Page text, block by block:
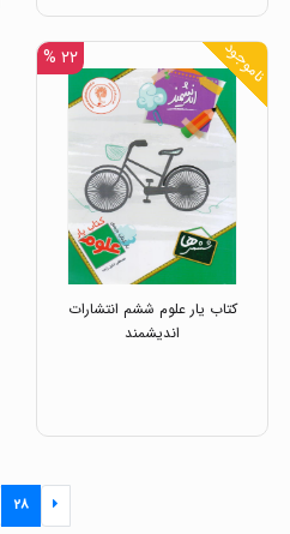
ناموجود ۲۲ %
کتاب یار علوم ششم انتشارات
اندیشمند
۲۸